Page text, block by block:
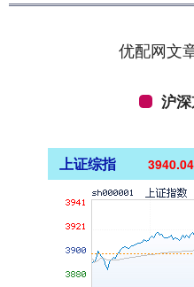
优配网文
沪
上证综指 3940.04